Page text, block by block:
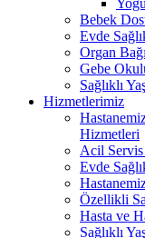
Bebek
Evde
Organ
Gebe
Sağlıklı
Hizmetlerimiz
Hizmetleri
Acil
Evde
Özellikli
Hasta ve
Sağlıklı